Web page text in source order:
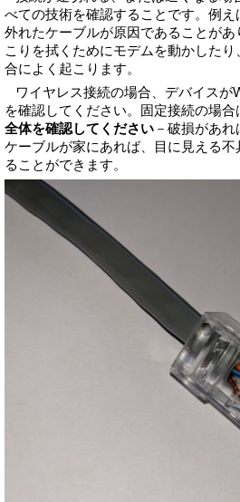
べての技術を確認することです。例
外れたケーブルが原因であることが
こりを拭くためにモデムを動かした
合によく起こります。
ワイヤレス接続の場合、デバイスが
を確認してください。固定接続の場合
全体を確認してください －破損があ
ケーブルが家にあれば、目に見える
ることができます。